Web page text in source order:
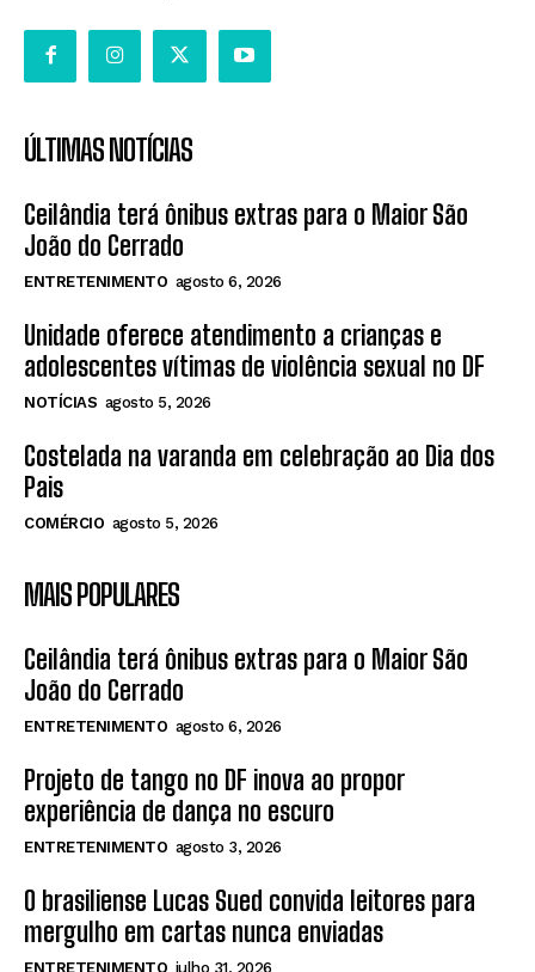
ÚLTIMAS NOTÍCIAS
Ceilândia terá ônibus extras para o Maior São
João do Cerrado
ENTRETENIMENTO agosto 6, 2026
Unidade oferece atendimento a crianças e
adolescentes vítimas de violência sexual no DF
NOTÍCIAS agosto 5, 2026
Costelada na varanda em celebração ao Dia dos
Pais
COMÉRCIO agosto 5, 2026
MAIS POPULARES
Ceilândia terá ônibus extras para o Maior São
João do Cerrado
ENTRETENIMENTO agosto 6, 2026
Projeto de tango no DF inova ao propor
experiência de dança no escuro
ENTRETENIMENTO agosto 3, 2026
O brasiliense Lucas Sued convida leitores para
mergulho em cartas nunca enviadas
ENTRETENIMENTO julho 31, 2026